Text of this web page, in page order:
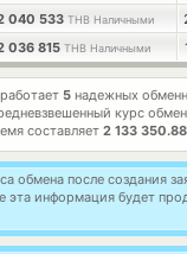
040 533 THB Наличными
036 815 THB Наличными
5 надежных
курс
составляет 2 133
обмена после создания
эта информация будет